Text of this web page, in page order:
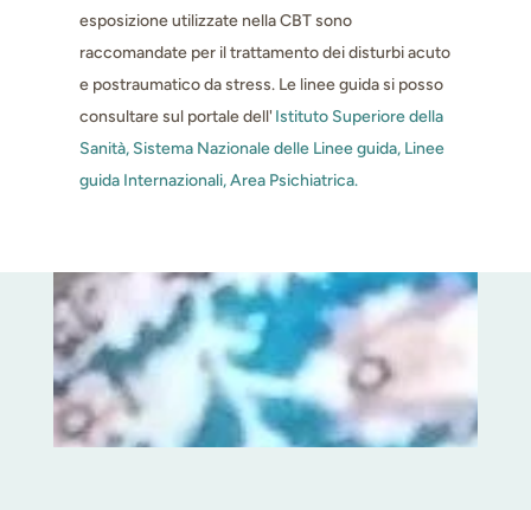
esposizione utilizzate nella CBT sono
raccomandate per il trattamento dei disturbi acuto
e postraumatico da stress. Le linee guida si posso
consultare sul portale dell' Istituto Superiore della
Sanità, Sistema Nazionale delle Linee guida, Linee
guida Internazionali, Area Psichiatrica.